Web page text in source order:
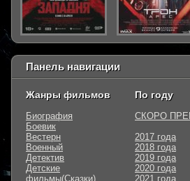
Панель навигации
Жанры фильмов
Биография
Боевик
Вестерн
Военный
Детектив
Детские
фильмы(Сказки)
По году
СКОРО
2017 года
2018 года
2019 года
2020 года
2021 года